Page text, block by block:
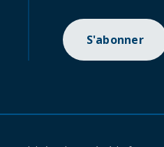
S'abonner